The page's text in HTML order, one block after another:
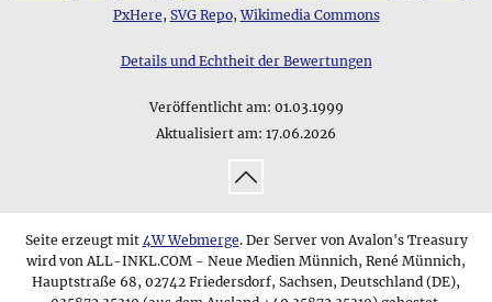
PxHere, SVG Repo,Wikimedia Commons
Details und Echtheit der Bewertungen
Veröffentlicht am: 01.03.1999
Aktualisiert am: 17.06.2026
↑
Seite erzeugt mit 4W Webmerge. Der Server von Avalon's Treasury
wird von ALL-INKL.COM - Neue Medien Münnich, René Münnich,
Hauptstraße 68, 02742 Friedersdorf, Sachsen, Deutschland (DE),